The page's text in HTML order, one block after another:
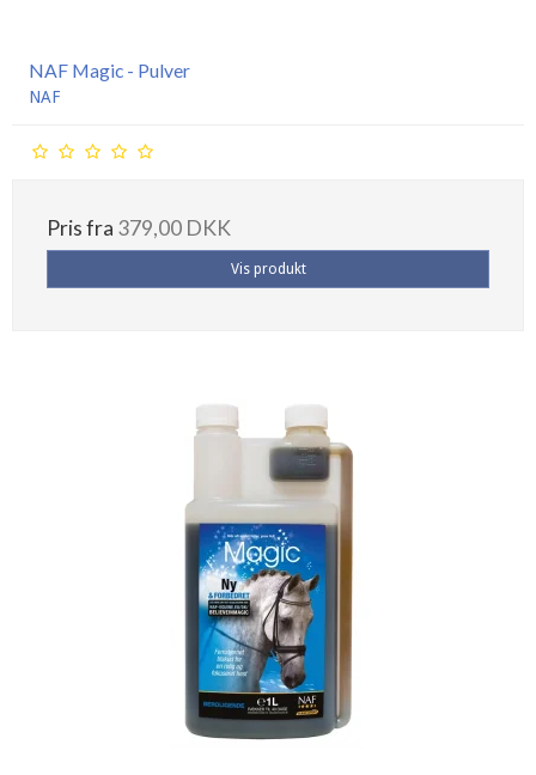
NAF Magic - Pulver
NAF
Pris fra 379,00 DKK
Vis produkt